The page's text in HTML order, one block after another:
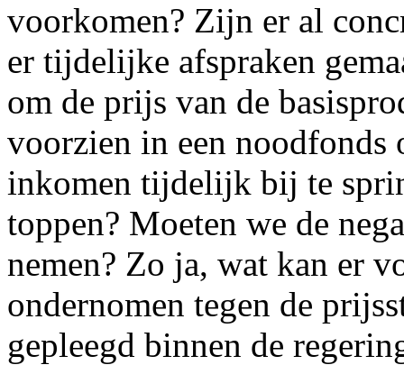
voorkomen? Zijn er al
er tijdelijke afspraken
om de prijs van de
voorzien in een noodfonds
inkomen tijdelijk bij te
toppen? Moeten we de
nemen? Zo ja, wat kan er
ondernomen tegen de
gepleegd binnen de